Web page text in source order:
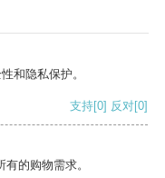
和隐私保护。
支持[0] 反对[0]
的购物需求。